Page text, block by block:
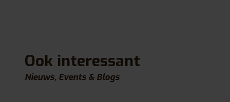
Ook interessant
Nieuws, Events & Blogs